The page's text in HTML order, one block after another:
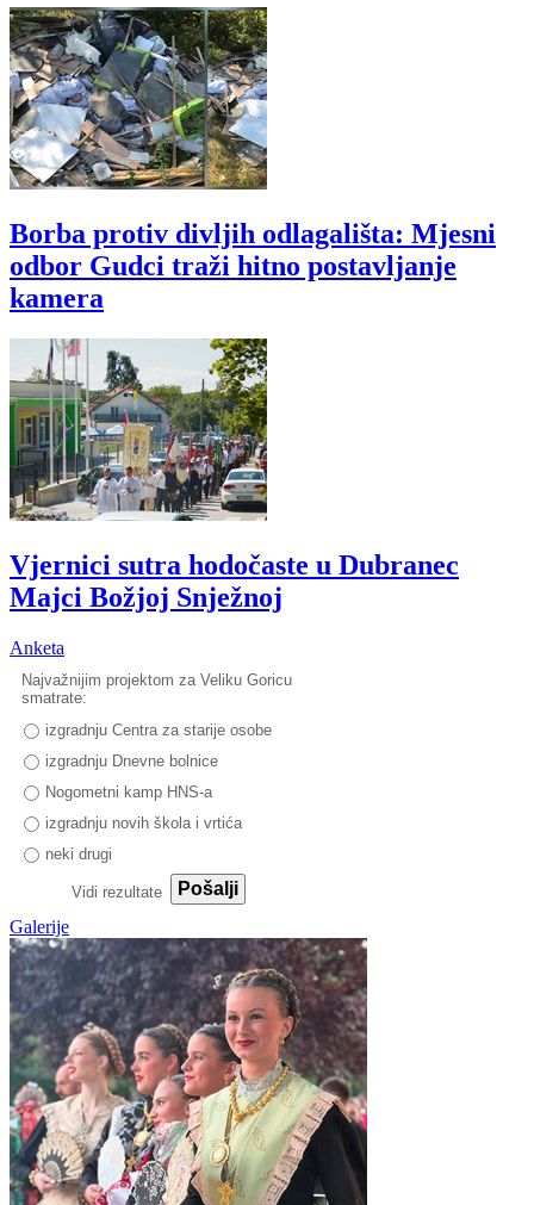
Borba protiv divljih odlagališta: Mjesni
odbor Gudci traži hitno postavljanje
kamera
Vjernici sutra hodočaste u Dubranec
Majci Božjoj Snježnoj
Anketa
Najvažnijim projektom za Veliku Goricu
smatrate:
izgradnju Centra za starije osobe
izgradnju Dnevne bolnice
Nogometni kamp HNS-a
izgradnju novih škola i vrtića
neki drugi
Vidi rezultate
Pošalji
Galerije